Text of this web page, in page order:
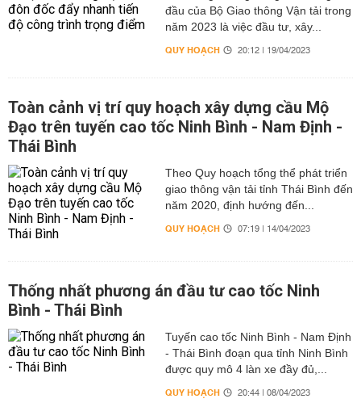
đầu của Bộ Giao thông Vận tải trong
năm 2023 là việc đầu tư, xây...
QUY HOẠCH 20:12 | 19/04/2023
Toàn cảnh vị trí quy hoạch xây dựng cầu Mộ
Đạo trên tuyến cao tốc Ninh Bình - Nam Định -
Thái Bình
Theo Quy hoạch tổng thể phát triển
giao thông vận tải tỉnh Thái Bình đến
năm 2020, định hướng đến...
QUY HOẠCH 07:19 | 14/04/2023
Thống nhất phương án đầu tư cao tốc Ninh
Bình - Thái Bình
Tuyến cao tốc Ninh Bình - Nam Định
- Thái Bình đoạn qua tỉnh Ninh Bình
được quy mô 4 làn xe đầy đủ,...
QUY HOẠCH 20:44 | 08/04/2023